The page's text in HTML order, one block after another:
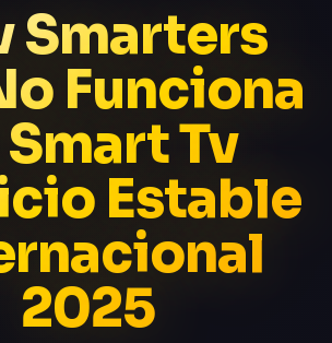
Smarters
Funciona
Smart Tv
Estable
2025